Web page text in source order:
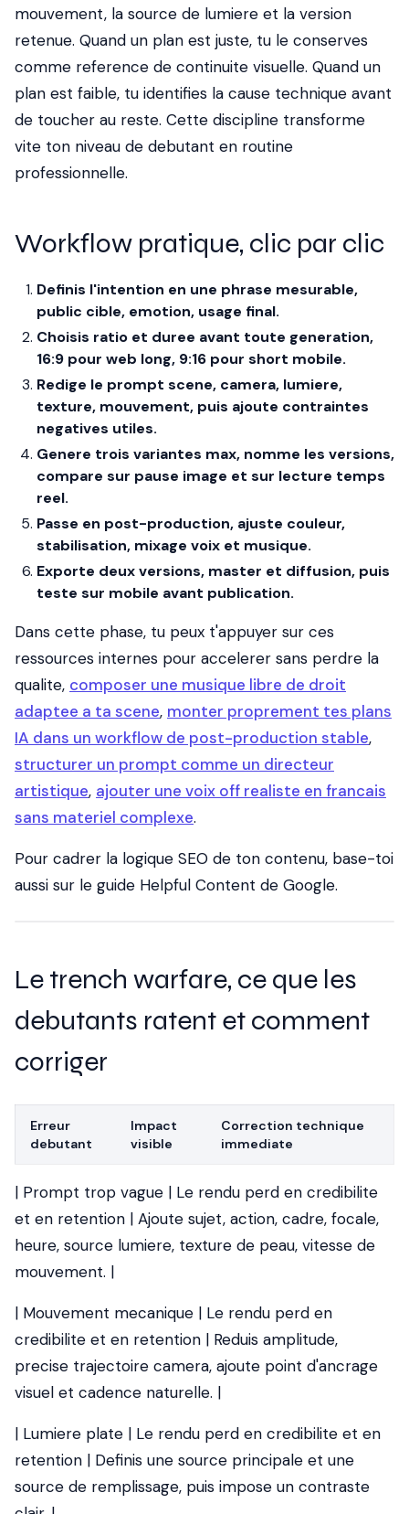
mouvement, la source de lumiere et la version
retenue. Quand un plan est juste, tu le conserves
comme reference de continuite visuelle. Quand un
plan est faible, tu identifies la cause technique avant
de toucher au reste. Cette discipline transforme
vite ton niveau de debutant en routine
professionnelle.
Workflow pratique, clic par clic
Definis l'intention en une phrase mesurable,
public cible, emotion, usage final.
Choisis ratio et duree avant toute generation,
16:9 pour web long, 9:16 pour short mobile.
Redige le prompt scene, camera, lumiere,
texture, mouvement, puis ajoute contraintes
negatives utiles.
Genere trois variantes max, nomme les versions,
compare sur pause image et sur lecture temps
reel.
Passe en post-production, ajuste couleur,
stabilisation, mixage voix et musique.
Exporte deux versions, master et diffusion, puis
teste sur mobile avant publication.
Dans cette phase, tu peux t'appuyer sur ces
ressources internes pour accelerer sans perdre la
qualite, composer une musique libre de droit
adaptee a ta scene, monter proprement tes plans
IA dans un workflow de post-production stable,
structurer un prompt comme un directeur
artistique, ajouter une voix off realiste en francais
sans materiel complexe.
Pour cadrer la logique SEO de ton contenu, base-toi
aussi sur le guide Helpful Content de Google.
Le trench warfare, ce que les
debutants ratent et comment
corriger
Erreur
debutant
Impact
visible
Correction technique
immediate
| Prompt trop vague | Le rendu perd en credibilite
et en retention | Ajoute sujet, action, cadre, focale,
heure, source lumiere, texture de peau, vitesse de
mouvement. |
| Mouvement mecanique | Le rendu perd en
credibilite et en retention | Reduis amplitude,
precise trajectoire camera, ajoute point d'ancrage
visuel et cadence naturelle. |
| Lumiere plate | Le rendu perd en credibilite et en
retention | Definis une source principale et une
source de remplissage, puis impose un contraste